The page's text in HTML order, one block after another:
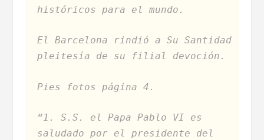
históricos para el mundo.
El Barcelona rindió a Su Santidad
pleitesía de su filial devoción.
Pies fotos página 4.
“1. S.S. el Papa Pablo VI es
saludado por el presidente del